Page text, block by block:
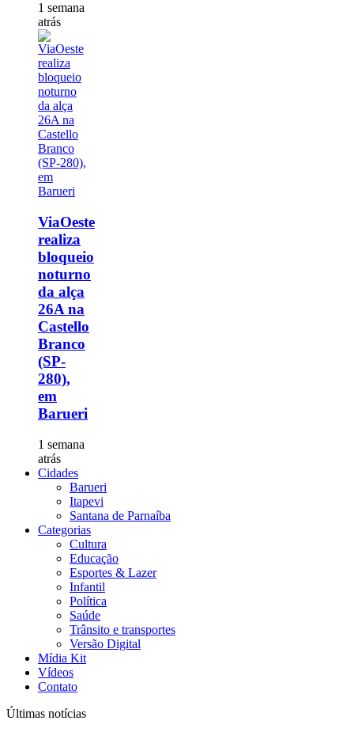
1 semana
atrás
ViaOeste
realiza
bloqueio
noturno
da alça
26A na
Castello
Branco
(SP-
280),
em
Barueri
1 semana
atrás
Cidades
Barueri
Itapevi
Santana de Parnaíba
Categorias
Cultura
Educação
Esportes & Lazer
Infantil
Política
Saúde
Trânsito e transportes
Versão Digital
Mídia Kit
Vídeos
Contato
Últimas notícias